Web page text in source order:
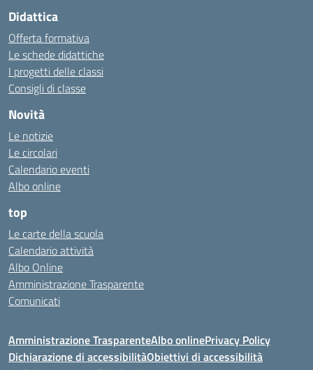
Didattica
Offerta formativa
Le schede didattiche
I progetti delle classi
Consigli di classe
Novità
Le notizie
Le circolari
Calendario eventi
Albo online
top
Le carte della scuola
Calendario attività
Albo Online
Amministrazione Trasparente
Comunicati
Amministrazione TrasparenteAlbo onlinePrivacy Policy
Dichiarazione di accessibilitàObiettivi di accessibilità